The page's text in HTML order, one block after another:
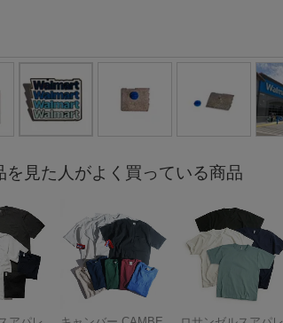
を見た人がよく買っている商品